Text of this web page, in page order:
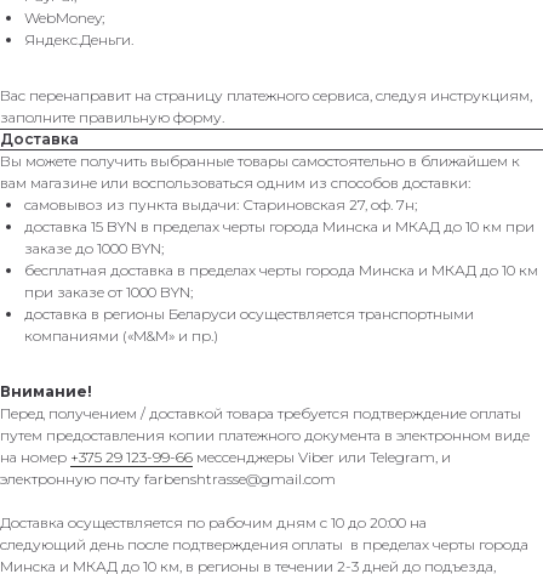
WebMoney;
Яндекс.Деньги.
Вас перенаправит на страницу платежного сервиса, следуя инструкциям,
заполните правильную форму.
Доставка
Вы можете получить выбранные товары самостоятельно в ближайшем к
вам магазине или воспользоваться одним из способов доставки:
самовывоз из пункта выдачи: Стариновская 27, оф. 7н;
доставка 15 BYN в пределах черты города Минска и МКАД до 10 км при
заказе до 1000 BYN;
бесплатная доставка в пределах черты города Минска и МКАД до 10 км
при заказе от 1000 BYN;
доставка в регионы Беларуси осуществляется транспортными
компаниями («M&M» и пр.)
Внимание!
Перед получением / доставкой товара требуется подтверждение оплаты
путем предоставления копии платежного документа в электронном виде
на номер +375 29 123-99-66 мессенджеры Viber или Telegram, и
электронную почту farbenshtrasse@gmail.com
Доставка осуществляется по рабочим дням с 10 до 20:00 на
следующий день после подтверждения оплаты в пределах черты города
Минска и МКАД до 10 км, в регионы в течении 2-3 дней до подъезда,